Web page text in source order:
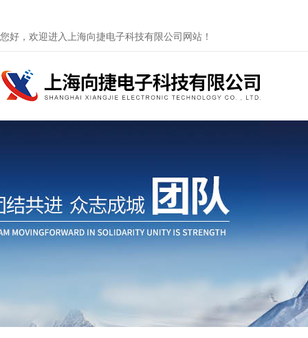
您好，欢迎进入上海向捷电子科技有限公司网站！